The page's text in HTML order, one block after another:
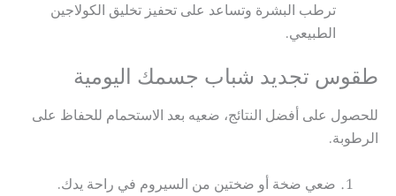
ترطب البشرة وتساعد على تحفيز تخليق الكولاجين
الطبيعي.
طقوس تجديد شباب جسمك اليومية
للحصول على أفضل النتائج، ضعيه بعد الاستحمام للحفاظ على
الرطوبة.
ضعي ضخة أو ضختين من السيروم في راحة يدك.